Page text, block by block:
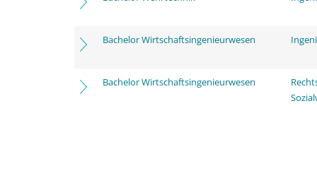
Bachelor Wirtschaftsingenieurwesen
Bachelor Wirtschaftsingenieurwesen